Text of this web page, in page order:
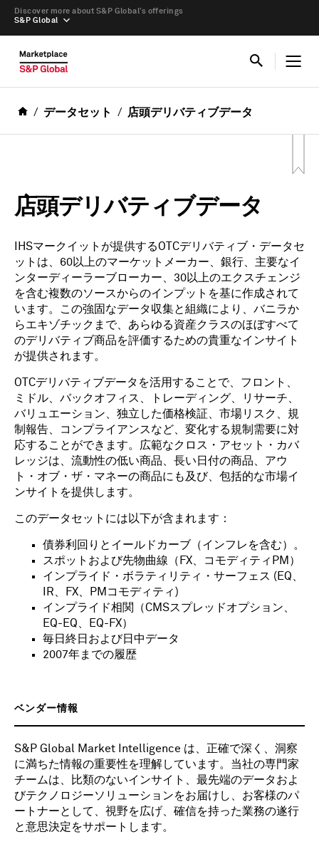
S&P Global
Discover more about S&P Global’s offerings
データセット 店頭デリバティブデータ
店頭デリバティブデータ
IHSマークイットが提供するOTCデリバティブ・データセ
ットは、60以上のマーケットメーカー、銀行、主要なイ
ンターディーラーブローカー、30以上のエクスチェンジ
を含む複数のソースからのインプットを基に作成されて
います。この強固なデータ収集と組織により、バニラか
らエキゾチックまで、あらゆる資産クラスのほぼすべて
のデリバティブ商品を評価するための貴重なインサイト
が提供されます。
OTCデリバティブデータを活用することで、フロント、
ミドル、バックオフィス、トレーディング、リサーチ、
バリュエーション、独立した価格検証、市場リスク、規
制報告、コンプライアンスなど、変化する規制需要に対
応することができます。広範なクロス・アセット・カバ
レッジは、流動性の低い商品、長い日付の商品、アウ
ト・オブ・ザ・マネーの商品にも及び、包括的な市場イ
ンサイトを提供します。
このデータセットには以下が含まれます：
債券利回りとイールドカーブ（インフレを含む）。
スポットおよび先物曲線（FX、コモディティPM）
インプライド・ボラティリティ・サーフェス (EQ、
IR、FX、PMコモディティ)
インプライド相関（CMSスプレッドオプション、
EQ-EQ、EQ-FX）
毎日終日および日中データ
2007年までの履歴
ベンダー情報
S&P Global Market Intelligence は、正確で深く、洞察
に満ちた情報の重要性を理解しています。当社の専門家
チームは、比類のないインサイト、最先端のデータおよ
びテクノロジーソリューションをお届けし、お客様のパ
ートナーとして、視野を広げ、確信を持った業務の遂行
と意思決定をサポートします。